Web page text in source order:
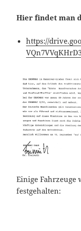
Hier findet man
https://
Einige Fahrzeuge
festgehalten: